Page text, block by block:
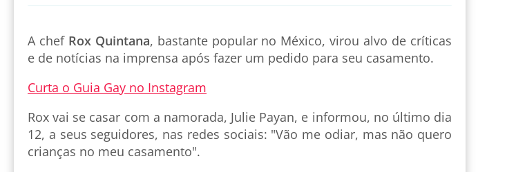
A chef Rox Quintana, bastante popular no México, virou alvo de críticas
e de notícias na imprensa após fazer um pedido para seu casamento.
Curta o Guia Gay no Instagram
Rox vai se casar com a namorada, Julie Payan, e informou, no último dia
12, a seus seguidores, nas redes sociais: "Vão me odiar, mas não quero
crianças no meu casamento".